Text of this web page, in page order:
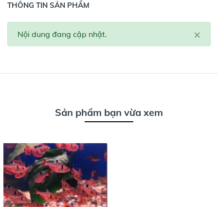
THÔNG TIN SẢN PHẨM
×
Nội dung đang cập nhật.
Sản phẩm bạn vừa xem